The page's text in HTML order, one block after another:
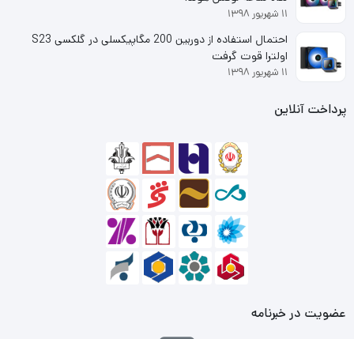
استفاده از آن‌ها فقط تا 4 نمایش هم‌زمان در 4 نمایشگر
متفاوت داشته باشید.
حد اکثر رزولوشنی که در این کارت‌گرافیک با آن روبرو هستیم
می‌تواند تصویری به‌شدت با کیفیت و نمایش بالا و دقیق
جرییات را دارا باشید. چیپ‌ست یا پردازشگر گرافیکی مرکزی یا
همان GPU آن GeForce RTX 3060 Ti است که می‌تواند
سنگین‌ترین پردازش‌ها و حتی رندرها را برای شما داشته باشد.
۱۱ شهریور ۱۳۹۸
احتمال استفاده از دوربین 200 مگاپیکسلی در گلکسی S23
اولترا قوت گرفت
۱۱ شهریور ۱۳۹۸
پرداخت آنلاین
عضویت در خبرنامه